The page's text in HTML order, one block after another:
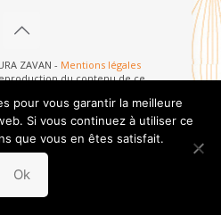
ZAVAN - Mentions légales
du contenu de ce
l’auteur.
or duplication of this material
from this site’s author is
prohibited.
pour vous garantir la meilleure
Si vous continuez à utiliser ce
que vous en êtes satisfait.
Ok